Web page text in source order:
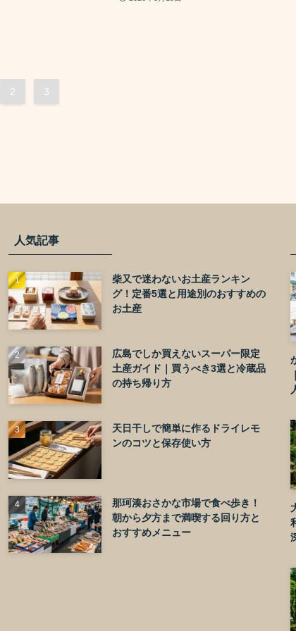
2 3
人気記事
柴又で迷わないお土産ランキン
グ！定番5選と用途別のおすすめの
お土産
広島でしか買えないスーパー限定
土産ガイド｜買うべき3選と冷蔵品
の持ち帰り方
天日干しで簡単に作るドライレモ
ンのコツと保存使い方
那珂湊おさかな市場で食べ歩き！
朝から夕方まで満喫する回り方と
おすすめメニュー